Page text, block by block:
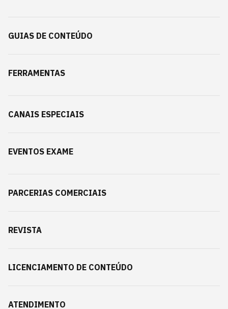
GUIAS DE CONTEÚDO
FERRAMENTAS
CANAIS ESPECIAIS
EVENTOS EXAME
PARCERIAS COMERCIAIS
REVISTA
LICENCIAMENTO DE CONTEÚDO
ATENDIMENTO